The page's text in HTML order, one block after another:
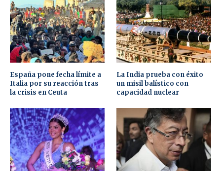
España pone fecha límite a
Italia por su reacción tras
la crisis en Ceuta
La India prueba con éxito
un misil balístico con
capacidad nuclear